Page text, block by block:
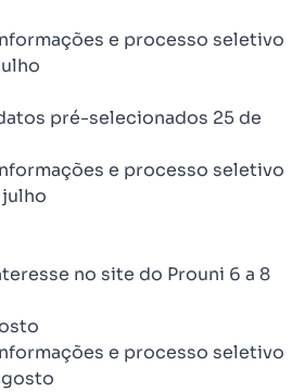
e processo seletivo
pré-selecionados 25 de
e processo seletivo
no site do Prouni 6 a 8
e processo seletivo